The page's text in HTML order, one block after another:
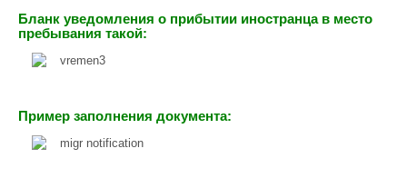
Бланк уведомления о прибытии иностранца в место
пребывания такой:
Пример заполнения документа: